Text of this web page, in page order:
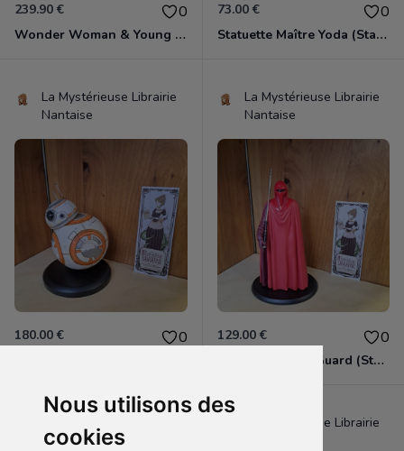
Nous utilisons des
cookies
239.90 € 0
Wonder Woman & Young Diana (tirée de "Wonder Woman 1984")
73.00 € 0
Statuette Maître Yoda (Star Wars).
La Mystérieuse Librairie
Nantaise
180.00 € 0
La Mystérieuse Librairie
Nantaise
129.00 € 0
Statuette Royal Guard (Star Wars).
Nantaise
La Mystérieuse Librairie